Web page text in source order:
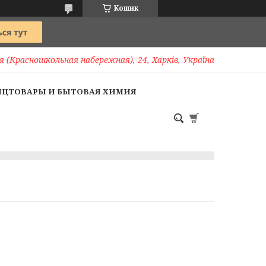
Кошик
(Красношкольная набережная), 24, Харків, Україна
И БЫТОВАЯ ХИМИЯ